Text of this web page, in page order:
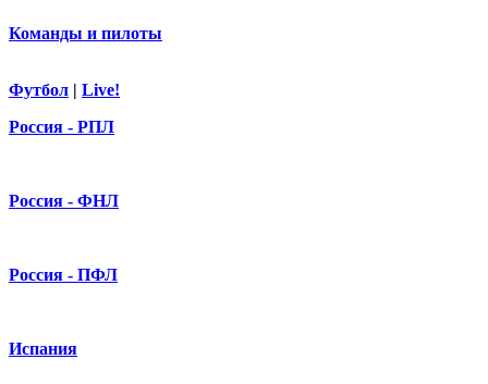
Команды и пилоты
Футбол | Live!
Россия - РПЛ
Россия - ФНЛ
Россия - ПФЛ
Испания